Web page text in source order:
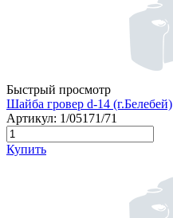
Быстрый просмотр
Шайба гровер d-14 (г.Белебей)
Артикул: 1/05171/71
Купить